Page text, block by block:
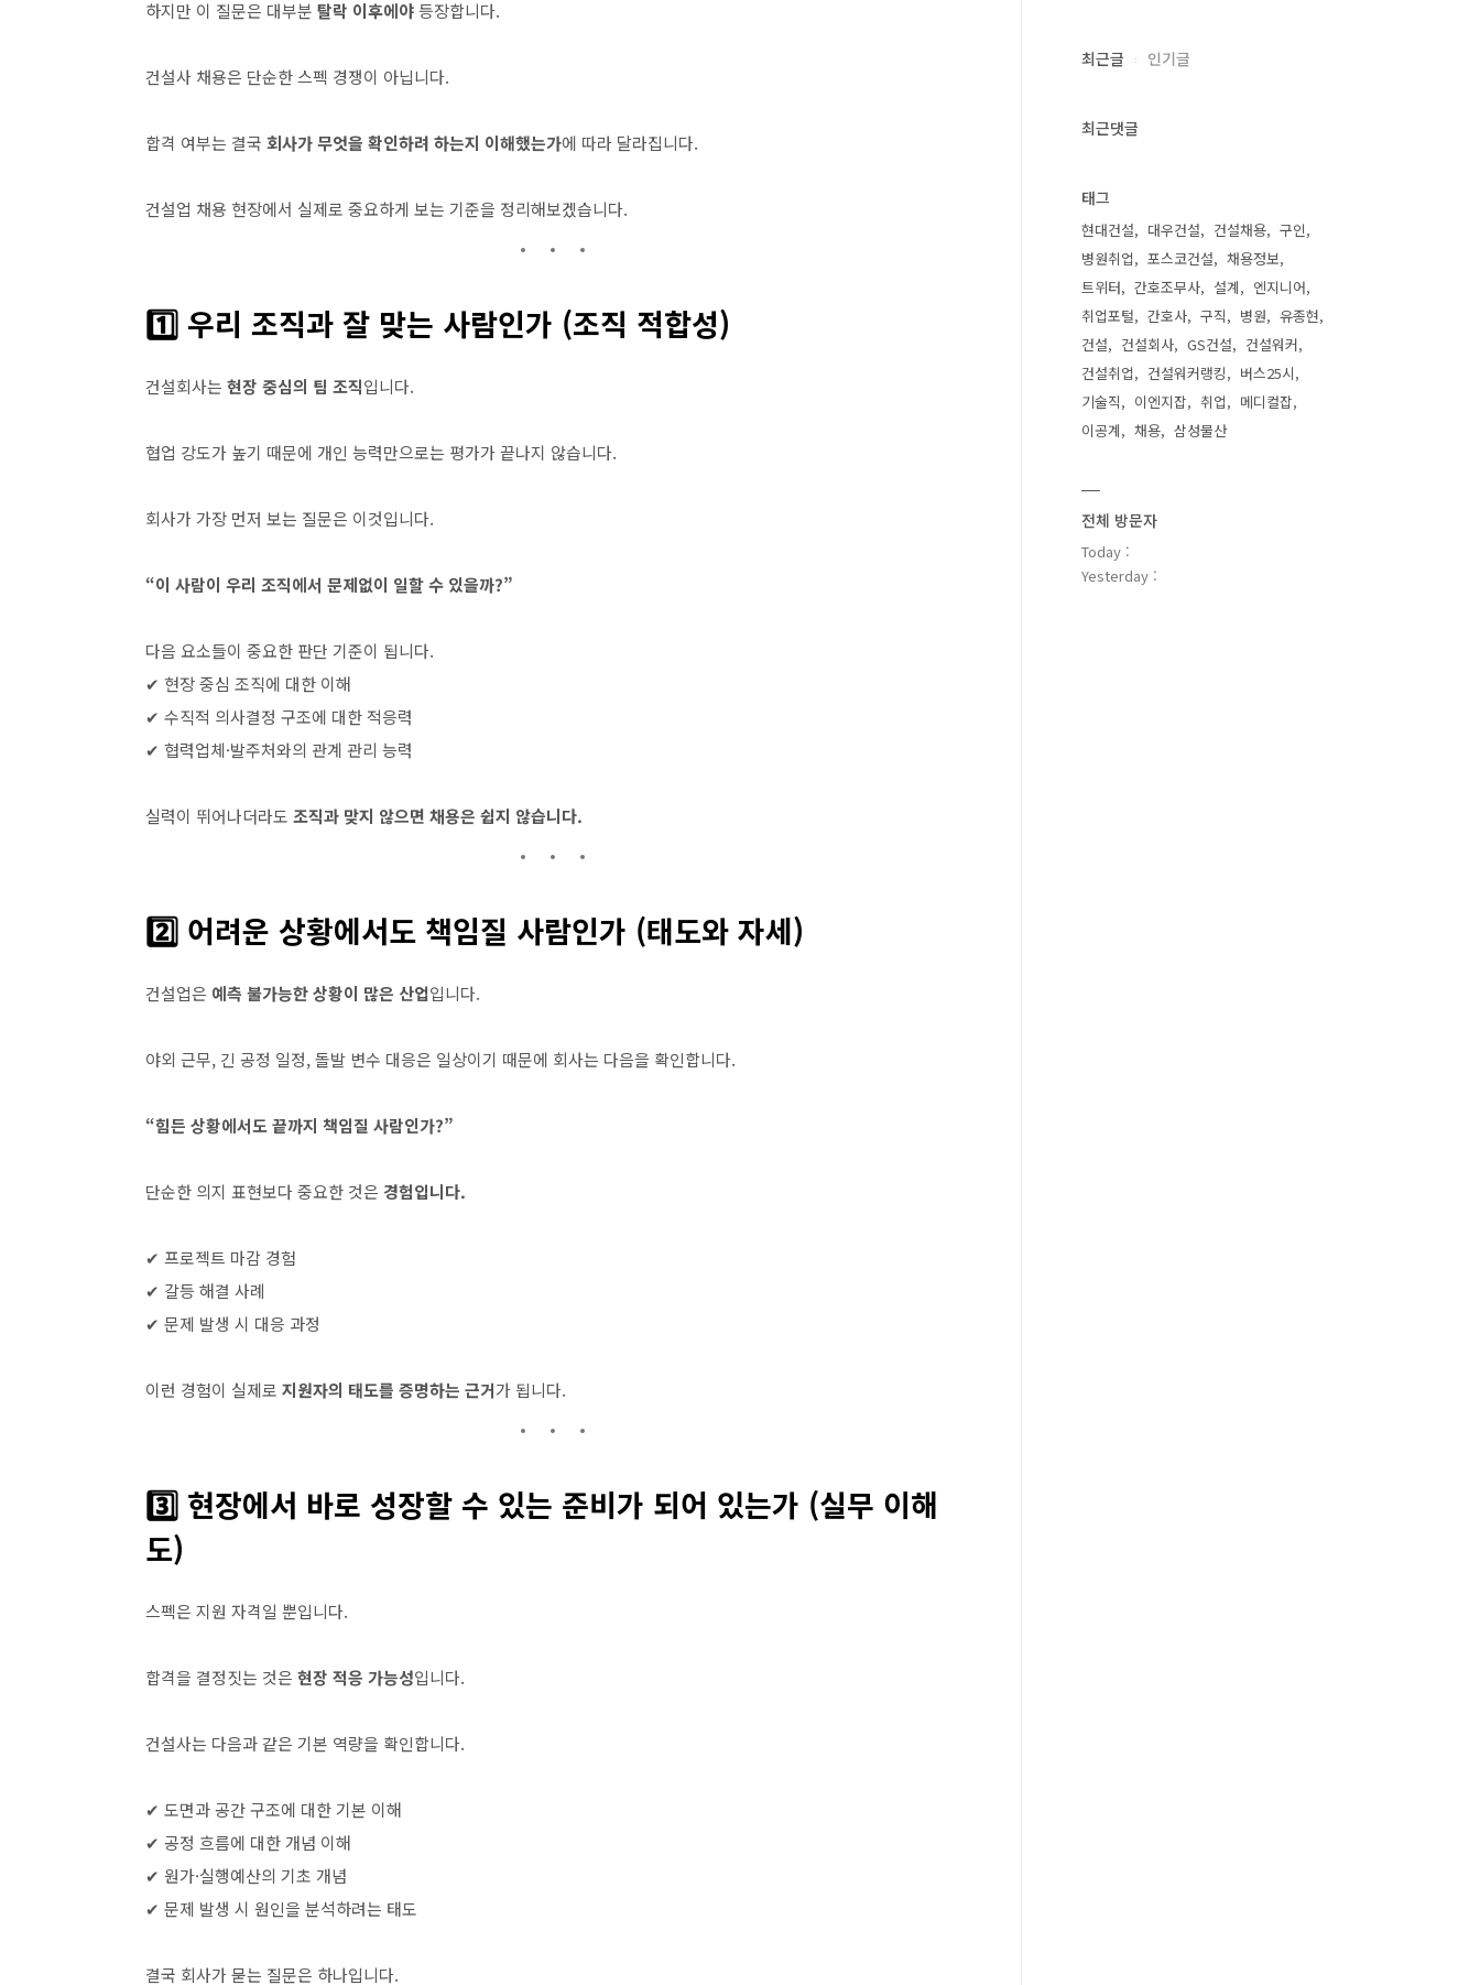
하지만 이 질문은 대부분 탈락 이후에야등장합니다.
건설사 채용은 단순한 스펙 경쟁이 아닙니다.
합격 여부는 결국 회사가 무엇을 확인하려 하는지 이해했는가에 따라 달라집니다.
건설업 채용 현장에서 실제로 중요하게 보는 기준을 정리해보겠습니다.
1️⃣ 우리 조직과 잘 맞는 사람인가 (조직 적합성)
건설회사는 현장 중심의 팀 조직입니다.
협업 강도가 높기 때문에 개인 능력만으로는 평가가 끝나지 않습니다.
회사가 가장 먼저 보는 질문은 이것입니다.
“이 사람이 우리 조직에서 문제없이 일할 수 있을까?”
다음 요소들이 중요한 판단 기준이 됩니다.
✔ 현장 중심 조직에 대한 이해
✔ 수직적 의사결정 구조에 대한 적응력
✔ 협력업체·발주처와의 관계 관리 능력
실력이 뛰어나더라도 조직과 맞지 않으면 채용은 쉽지 않습니다.
2️⃣ 어려운 상황에서도 책임질 사람인가 (태도와 자세)
건설업은 예측 불가능한 상황이 많은 산업입니다.
야외 근무, 긴 공정 일정, 돌발 변수 대응은 일상이기 때문에 회사는 다음을 확인합니다.
“힘든 상황에서도 끝까지 책임질 사람인가?”
단순한 의지 표현보다 중요한 것은 경험입니다.
✔ 프로젝트 마감 경험
✔ 갈등 해결 사례
✔ 문제 발생 시 대응 과정
이런 경험이 실제로 지원자의 태도를 증명하는 근거가 됩니다.
3️⃣ 현장에서 바로 성장할 수 있는 준비가 되어 있는가 (실무 이해
도)
스펙은 지원 자격일 뿐입니다.
합격을 결정짓는 것은 현장 적응 가능성입니다.
건설사는 다음과 같은 기본 역량을 확인합니다.
✔ 도면과 공간 구조에 대한 기본 이해
✔ 공정 흐름에 대한 개념 이해
✔ 원가·실행예산의 기초 개념
✔ 문제 발생 시 원인을 분석하려는 태도
결국 회사가 묻는 질문은 하나입니다.
최근글 인기글
최근댓글
태그
현대건설 대우건설 건설채용
구인
병원취업
포스코건설
채용정보
트위터
간호조무사 설계
엔지니어
취업포털
간호사 구직 병원
유종현
건설
건설회사 GS건설
건설워커
건설취업
건설워커랭킹
버스25시
기술직
이엔지잡 취업
메디컬잡
이공계
채용 삼성물산
전체 방문자
Today :
Yesterday :